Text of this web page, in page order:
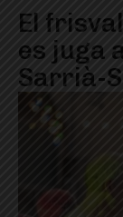
El
es juga
Sarrià-